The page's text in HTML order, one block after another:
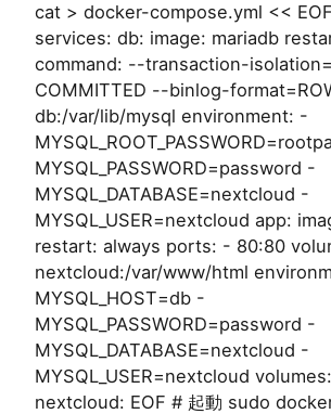
cat > docker-compose.yml <<
services: db: image: mariadb
command: --transaction-
COMMITTED --binlog-
db:/var/lib/mysql environment: -
MYSQL_PASSWORD=password -
MYSQL_DATABASE=nextcloud -
MYSQL_USER=nextcloud app:
restart: always ports: - 80:80
nextcloud:/var/www/html
MYSQL_HOST=db -
MYSQL_PASSWORD=password -
MYSQL_DATABASE=nextcloud -
MYSQL_USER=nextcloud
nextcloud: EOF # 起動 sudo